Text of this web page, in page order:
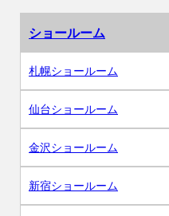
ショールーム
札幌ショールーム
仙台ショールーム
金沢ショールーム
新宿ショールーム